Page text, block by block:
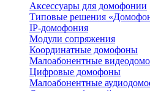
Аксессуары для домофонии
Типовые решения
IP-домофония
Модули сопряжения
Координатные домофоны
Малоабонентные
Цифровые домофоны
Малоабонентные